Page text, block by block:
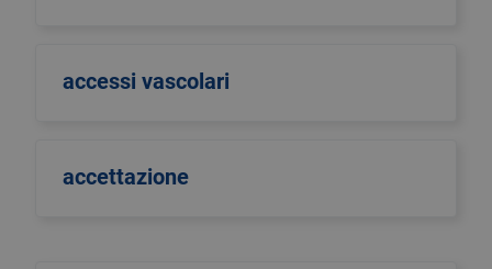
accessi vascolari
accettazione